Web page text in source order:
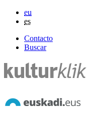
eu
es
Contacto
Buscar